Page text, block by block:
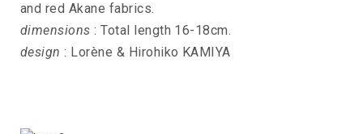
and red Akane fabrics.
dimensions : Total length 16-18cm.
design : Lorène & Hirohiko KAMIYA